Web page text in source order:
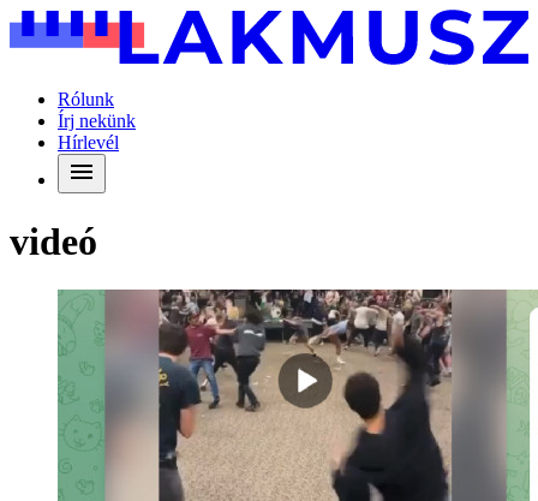
Rólunk
Írj nekünk
Hírlevél
videó